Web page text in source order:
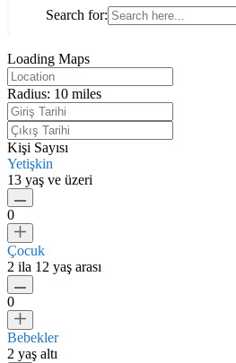
Search for:
Loading Maps
Radius: 10 miles
Kişi Sayısı
Yetişkin
13 yaş ve üzeri
0
Çocuk
2 ila 12 yaş arası
0
Bebekler
2 yaş altı